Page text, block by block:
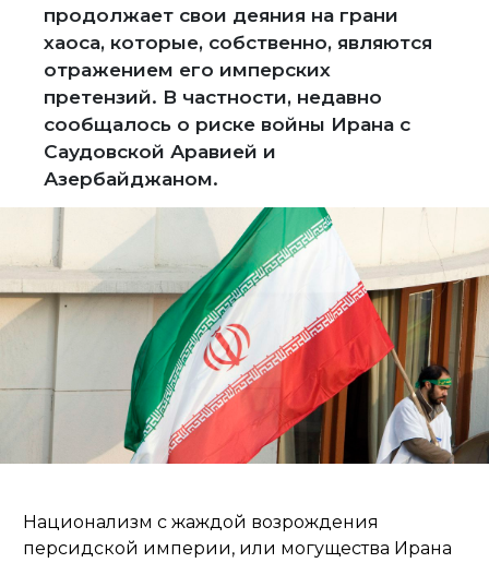
продолжает свои деяния на грани
хаоса, которые, собственно, являются
отражением его имперских
претензий. В частности, недавно
сообщалось о риске войны Ирана с
Саудовской Аравией и
Азербайджаном.
Национализм с жаждой возрождения
персидской империи, или могущества Ирана